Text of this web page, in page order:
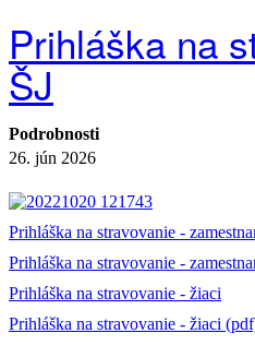
Prihláška na
ŠJ
Podrobnosti
26. jún 2026
Prihláška na stravovanie -
Prihláška na stravovanie -
Prihláška na stravovanie - žiaci
Prihláška na stravovanie - žiaci